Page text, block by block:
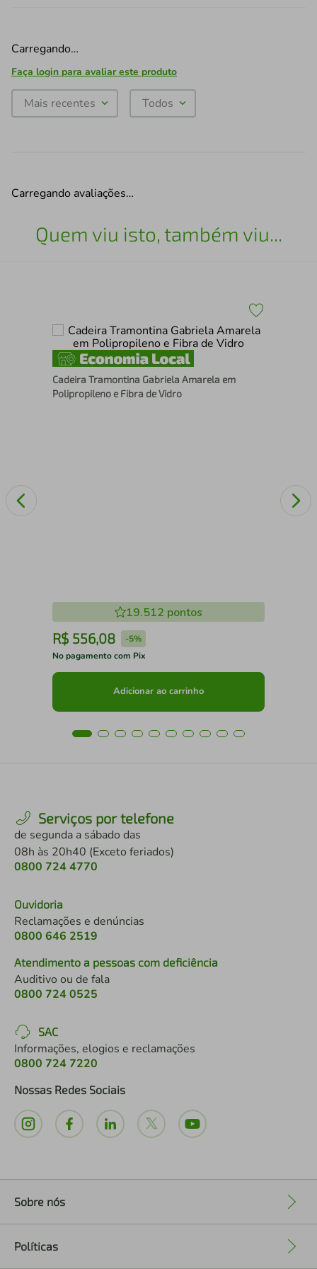
Carregando…
Faça login para avaliar este produto
Mais recentes Todos
Carregando avaliações…
Quem viu isto, também viu...
Cadeira Tramontina Gabriela Amarela em
Polipropileno e Fibra de Vidro
19.512 pontos
R$ 556,08 -5%
No pagamento com Pix
Adicionar ao carrinho
Serviços por telefone
de segunda a sábado das
08h às 20h40 (Exceto feriados)
0800 724 4770
Ouvidoria
Reclamações e denúncias
0800 646 2519
Atendimento a pessoas com deficiência
Auditivo ou de fala
0800 724 0525
SAC
Informações, elogios e reclamações
0800 724 7220
Nossas Redes Sociais
Sobre nós
Políticas